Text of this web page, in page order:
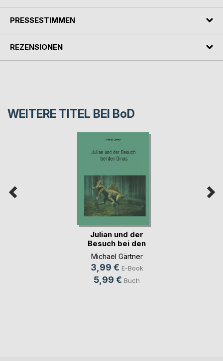
PRESSESTIMMEN
REZENSIONEN
WEITERE TITEL BEI BoD
Julian und der
Besuch bei den
Dinos
Michael Gärtner
3,99 € E-Book
5,99 € Buch